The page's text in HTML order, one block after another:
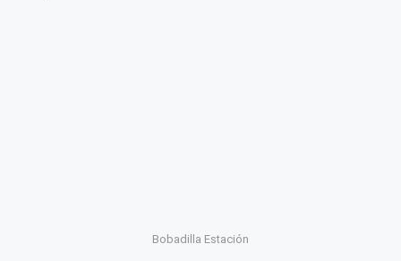
Bobadilla Estación